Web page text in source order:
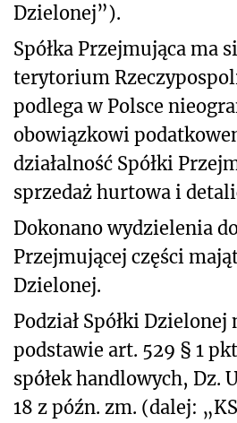
Dzielonej”).
Spółka Przejmująca ma
terytorium
podlega w Polsce
obowiązkowi
działalność Spółki
sprzedaż hurtowa i
Dokonano wydzielenia
Przejmującej części
Dzielonej.
Podział Spółki Dzielonej
podstawie art. 529 § 1
spółek handlowych, Dz.
18 z późn. zm. (dalej: